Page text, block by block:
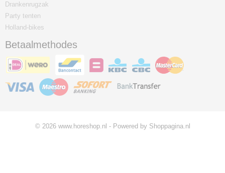
Drankenrugzak
Party tenten
Holland-bikes
Betaalmethodes
© 2026 www.horeshop.nl - Powered by Shoppagina.nl